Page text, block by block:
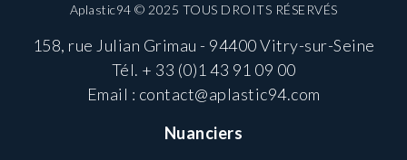
Aplastic94 © 2025 TOUS DROITS RÉSERVÉS
158, rue Julian Grimau - 94400 Vitry-sur-Seine
Tél. + 33 (0)1 43 91 09 00
Email : contact@aplastic94.com
Nuanciers